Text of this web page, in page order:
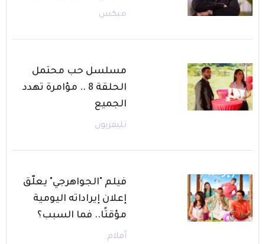
ميكس
مسلسل حب محتمل
الحلقة 8 .. مؤامرة تهدد
الجميع
تليفزيون
فيلم "الجواهرجي" يعلّق
إعلان إيراداته اليومية
مؤقتًا.. فما السبب؟
أفلام